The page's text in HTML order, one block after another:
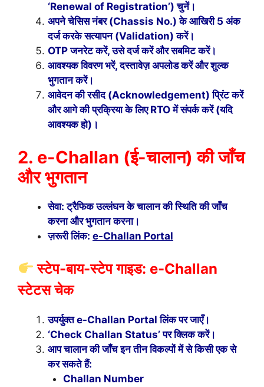
‘Renewal of Registration’) चुनें।
अपने चेसिस नंबर (Chassis No.) के आखिरी 5 अंक
दर्ज करके सत्यापन (Validation) करें।
OTP जनरेट करें, उसे दर्ज करें और सबमिट करें।
आवश्यक विवरण भरें, दस्तावेज़ अपलोड करें और शुल्क
भुगतान करें।
आवेदन की रसीद (Acknowledgement) प्रिंट करें
और आगे की प्रक्रिया के लिए RTO में संपर्क करें (यदि
आवश्यक हो)।
2. e-Challan (ई-चालान) की जाँच
और भुगतान
सेवा: ट्रैफिक उल्लंघन के चालान की स्थिति की जाँच
करना और भुगतान करना।
ज़रूरी लिंक: e-Challan Portal
स्टेप-बाय-स्टेप गाइड: e-Challan
स्टेटस चेक
उपर्युक्त e-Challan Portal लिंक पर जाएँ।
‘Check Challan Status’ पर क्लिक करें।
आप चालान की जाँच इन तीन विकल्पों में से किसी एक से
कर सकते हैं:
Challan Number